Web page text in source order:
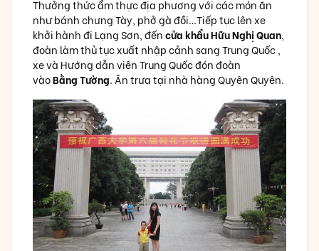
Thưởng thức ẩm thực địa phương với các món ăn
như bánh chưng Tày, phở gà đồi…Tiếp tục lên xe
khởi hành đi Lạng Sơn, đếncửa khẩu Hữu Nghị Quan
đoàn làm thủ tục xuất nhập cảnh sang Trung Quốc ,
xe và Hướng dẫn viên Trung Quốc đón đoàn
vàoBằng Tường. Ăn trưa tại nhà hàng Quyên Quyên.